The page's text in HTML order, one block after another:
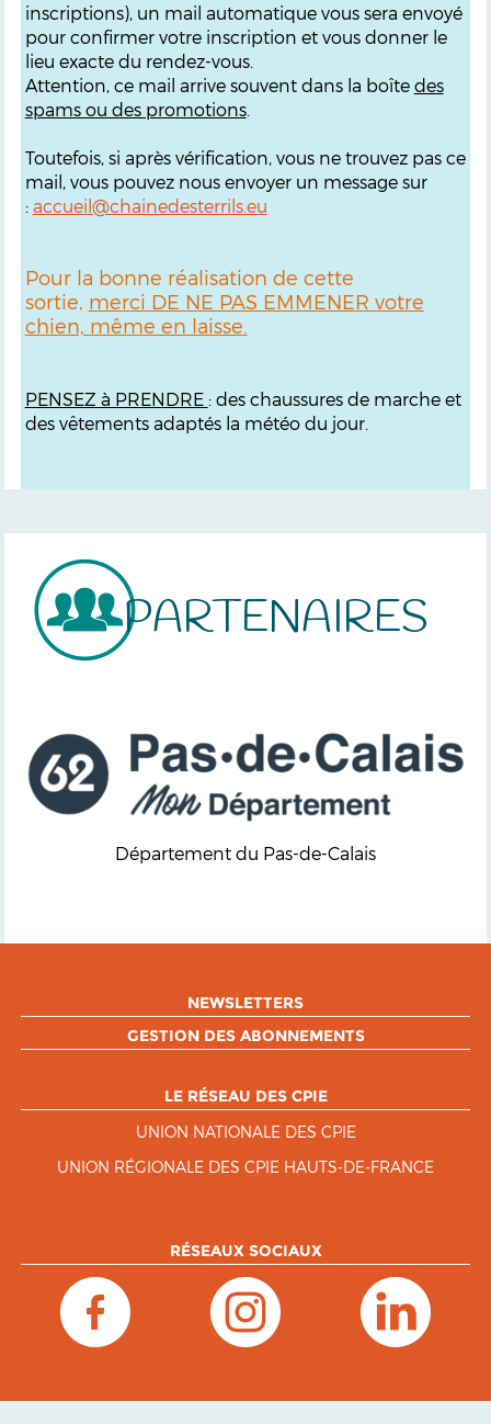
inscriptions), un mail automatique vous sera envoyé
pour confirmer votre inscription et vous donner le
lieu exacte du rendez-vous.
Attention, ce mail arrive souvent dans la boîte des
spams ou des promotions.
Toutefois, si après vérification, vous ne trouvez pas ce
mail, vous pouvez nous envoyer un message sur
: accueil@chainedesterrils.eu
Pour la bonne réalisation de cette
sortie, merci DE NE PAS EMMENER votre
chien, même en laisse.
PENSEZ à PRENDRE : des chaussures de marche et
des vêtements adaptés la météo du jour.
PARTENAIRES
Département du Pas-de-Calais
NEWSLETTERS
GESTION DES ABONNEMENTS
LE RÉSEAU DES CPIE
UNION NATIONALE DES CPIE
UNION RÉGIONALE DES CPIE HAUTS-DE-FRANCE
RÉSEAUX SOCIAUX